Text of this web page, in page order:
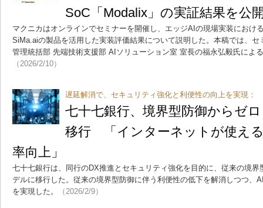
SoC「Modalix」の実証結果を公
マクニカはオンラインでセミナーを開催し、エッジAIの現場実装におけ
SiMa.aiの製品を活用した実装評価結果について説明した。本稿では、
管理統括部 先端技術支援部 AIソリューション室 室長の福永弘毅氏によ
（2026/2/10）
遅延解消で、セキュリティ強化と利便性の向上を実現：
七十七銀行、境界型防御からゼ
移行 「インターネットが使え
率向上」
七十七銀行は、同行のDX推進とセキュリティ強化を目的に、従来の境
デルに移行した。従来の境界型防御に伴う利便性の低下を解消しつつ、
を実現した。
（2026/2/9）